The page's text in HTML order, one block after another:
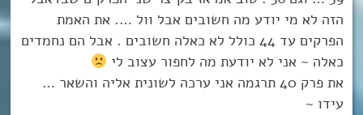
הזה לא מי יודע מה חשובים אבל וול …. את האמת
הפרקים עד 44 כולל לא כאלה חשובים . אבל הם נחמדים
כאלה ~ אני לא יודעת מה לחפור עצוב לי
את פרק 40 תרגמה אני ערכה לשונית אליה והשאר …
עידו ~